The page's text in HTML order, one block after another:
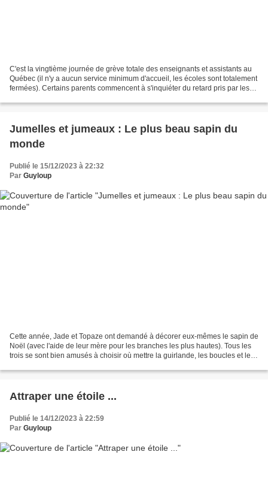
C'est la vingtième journée de grève totale des enseignants et assistants au
Québec (il n'y a aucun service minimum d'accueil, les écoles sont totalement
fermées). Certains parents commencent à s'inquiéter du retard pris par les
Jumelles et jumeaux : Le plus beau sapin du
monde
Publié le 15/12/2023 à 22:32
Par Guyloup
Cette année, Jade et Topaze ont demandé à décorer eux-mêmes le sapin de
Noël (avec l'aide de leur mère pour les branches les plus hautes). Tous les
trois se sont bien amusés à choisir où mettre la guirlande, les boucles et les
Attraper une étoile ...
Publié le 14/12/2023 à 22:59
Par Guyloup